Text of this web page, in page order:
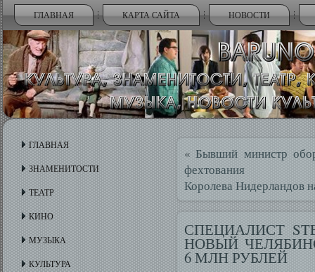
ГЛАВНАЯ КАРТА САЙТА НОВОСТИ
ГЛАВНАЯ
ЗНАМЕНИТОСТИ
ТЕАТР
КИНО
МУЗЫКА
КУЛЬТУРА
«Бывший министр
фехтования
Королева Нидерландов
СПЕЦИАЛИСТ
НОВЫЙ
6 МЛН РУБЛЕЙ